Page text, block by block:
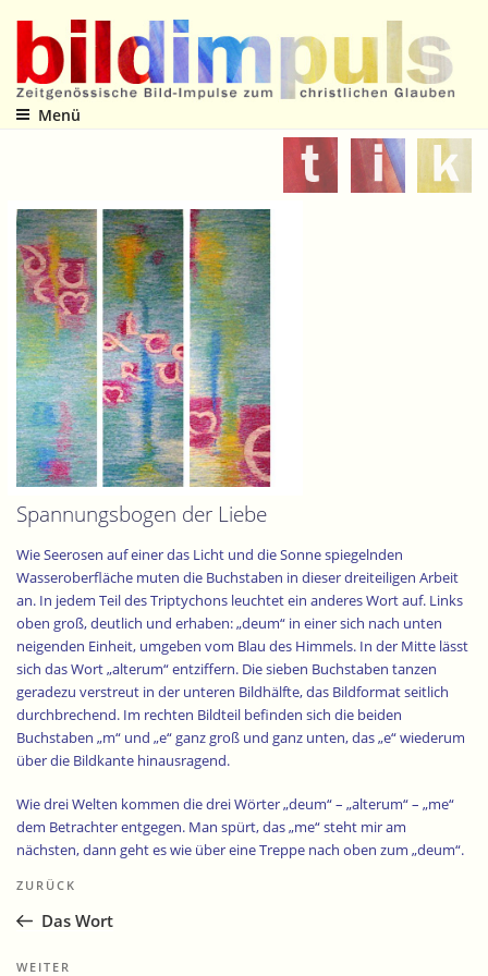
Inhalt
springen
Zeitgenössische Bild-Impulse zum christlichen Glauben
Menü
Spannungsbogen der Liebe
Wie Seerosen auf einer das Licht und die Sonne spiegelnden
Wasseroberfläche muten die Buchstaben in dieser dreiteiligen Arbeit
an. In jedem Teil des Triptychons leuchtet ein anderes Wort auf. Links
oben groß, deutlich und erhaben: „deum“ in einer sich nach unten
neigenden Einheit, umgeben vom Blau des Himmels. In der Mitte lässt
sich das Wort „alterum“ entziffern. Die sieben Buchstaben tanzen
geradezu verstreut in der unteren Bildhälfte, das Bildformat seitlich
durchbrechend. Im rechten Bildteil befinden sich die beiden
Buchstaben „m“ und „e“ ganz groß und ganz unten, das „e“ wiederum
über die Bildkante hinausragend.
Wie drei Welten kommen die drei Wörter „deum“ – „alterum“ – „me“
dem Betrachter entgegen. Man spürt, das „me“ steht mir am
nächsten, dann geht es wie über eine Treppe nach oben zum „deum“.
deutlich: Hier geht es um mich, um Gott und dazwischen um die
anderen. Die Darstellung macht deutlich, dass sie für jeden von uns
„Was ihr für einen meiner geringsten Brüder getan habt, das habt ihr
Beitragsnavigation
Vorheriger
Beitrag
ZURÜCK
Das Wort
Nächster
WEITER